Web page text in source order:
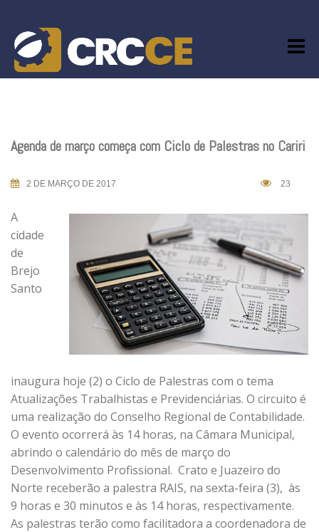
content
Agenda de março começa com Ciclo de Palestras no Cariri
2 DE MARÇO DE 2017 23
A
cidade
de
Brejo
Santo
inaugura hoje (2) o Ciclo de Palestras com o tema
Atualizações Trabalhistas e Previdenciárias. O circuito é
uma realização do Conselho Regional de Contabilidade.
O evento ocorrerá às 14 horas, na Câmara Municipal,
abrindo o calendário do mês de março do
Desenvolvimento Profissional. Crato e Juazeiro do
Norte receberão a palestra RAIS, na sexta-feira (3), às
9 horas e 30 minutos e às 14 horas, respectivamente.
As palestras terão como facilitadora a coordenadora de